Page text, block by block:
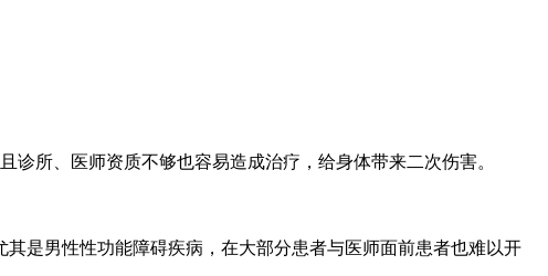
所、医师资质不够也容易造成治疗，给身体带来二次伤害。
是男性性功能障碍疾病，在大部分患者与医师面前患者也难以开